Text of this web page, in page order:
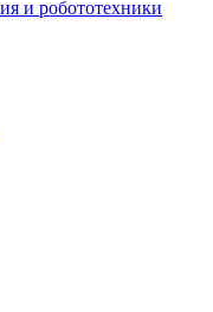
и робототехники